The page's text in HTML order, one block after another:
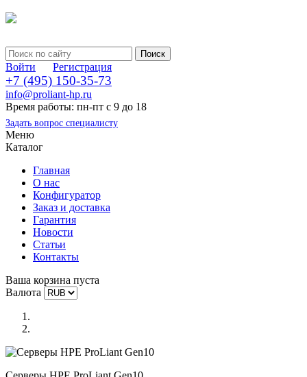
Войти Регистрация
+7 (495) 150-35-73
info@proliant-hp.ru
Время работы: пн-пт с 9 до 18
Задать вопрос специалисту
Меню
Каталог
Главная
О нас
Конфигуратор
Заказ и доставка
Гарантия
Новости
Статьи
Контакты
Ваша корзина пуста
Валюта